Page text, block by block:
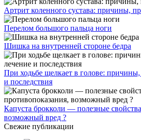
Артрит коленного сустава: причины,
Перелом большого пальца ноги
Шишка на внутренней стороне бедра
При ходьбе щелкает в голове: причины,
и последствия
Капуста брокколи — полезные
возможный вред ?
Свежие публикации